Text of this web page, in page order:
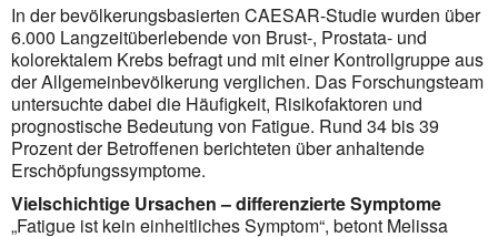
In der bevölkerungsbasierten CAESAR-Studie wurden über
6.000 Langzeitüberlebende von Brust-, Prostata- und
kolorektalem Krebs befragt und mit einer Kontrollgruppe aus
der Allgemeinbevölkerung verglichen. Das Forschungsteam
untersuchte dabei die Häufigkeit, Risikofaktoren und
prognostische Bedeutung von Fatigue. Rund 34 bis 39
Prozent der Betroffenen berichteten über anhaltende
Erschöpfungssymptome.
Vielschichtige Ursachen – differenzierte Symptome
„Fatigue ist kein einheitliches Symptom“, betont Melissa